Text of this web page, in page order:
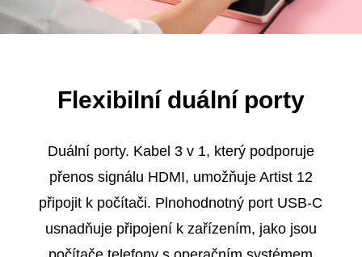
Flexibilní duální porty
Duální porty. Kabel 3 v 1, který podporuje
přenos signálu HDMI, umožňuje Artist 12
připojit k počítači. Plnohodnotný port USB-C
usnadňuje připojení k zařízením, jako jsou